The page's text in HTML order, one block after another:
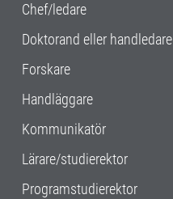
Chef/ledare
Doktorand eller handledare
Forskare
Handläggare
Kommunikatör
Lärare/studierektor
Programstudierektor